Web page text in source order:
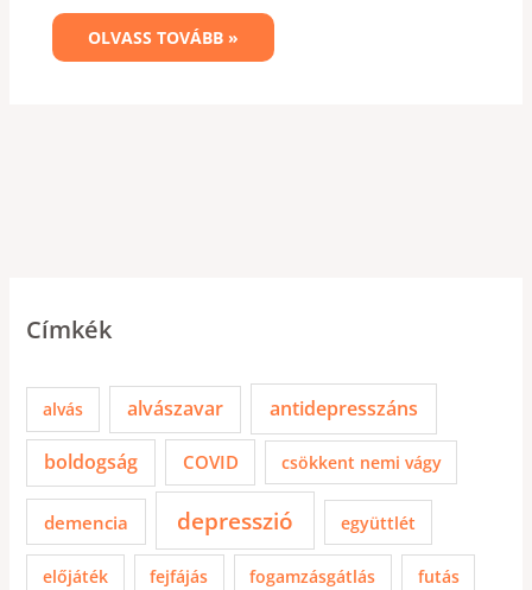
OLVASS TOVÁBB »
Címkék
alvás alvászavar antidepresszáns
boldogság COVID csökkent nemi vágy
demencia depresszió együttlét
előjáték fejfájás fogamzásgátlás futás